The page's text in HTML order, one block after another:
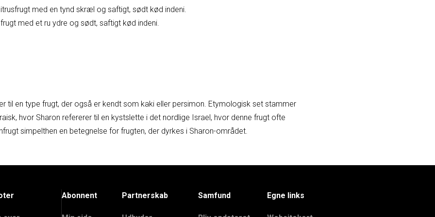
med en tynd skræl og saftigt, sødt kød indeni.
med et ru ydre og sødt, saftigt kød indeni.
til en type frugt, der også er kendt som kaki eller persimon. Etymologisk set stammer
hvor Sharon refererer til en kystslette i det nordlige Israel, hvor denne frugt ofte
simpelthen en betegnelse for frugten, der dyrkes i Sharon-området.
Abonnent Partnerskab Samfund Egne links